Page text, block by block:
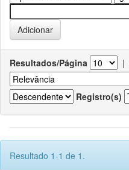
Resultados/Página |
Registro(s)
Resultado 1-1 de 1.